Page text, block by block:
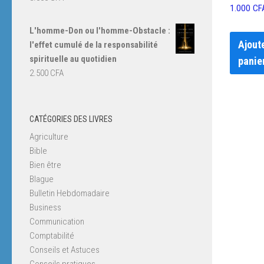
1.000
L'homme-Don ou l'homme-Obstacle :
l'effet cumulé de la responsabilité
spirituelle au quotidien
2.500 CFA
CATÉGORIES DES LIVRES
Agriculture
Bible
Bien être
Blague
Bulletin Hebdomadaire
Business
Communication
Comptabilité
Conseils et Astuces